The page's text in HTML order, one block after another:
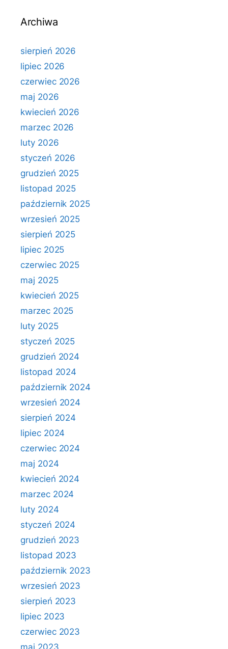
Archiwa
sierpień 2026
lipiec 2026
czerwiec 2026
maj 2026
kwiecień 2026
marzec 2026
luty 2026
styczeń 2026
grudzień 2025
listopad 2025
październik 2025
wrzesień 2025
sierpień 2025
lipiec 2025
czerwiec 2025
maj 2025
kwiecień 2025
marzec 2025
luty 2025
styczeń 2025
grudzień 2024
listopad 2024
październik 2024
wrzesień 2024
sierpień 2024
lipiec 2024
czerwiec 2024
maj 2024
kwiecień 2024
marzec 2024
luty 2024
styczeń 2024
grudzień 2023
listopad 2023
październik 2023
wrzesień 2023
sierpień 2023
lipiec 2023
czerwiec 2023
maj 2023